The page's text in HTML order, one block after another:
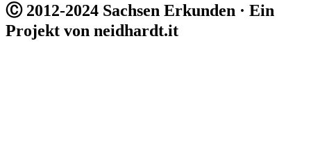
Ⓒ 2012-2024 Sachsen Erkunden · Ein
Projekt von neidhardt.it